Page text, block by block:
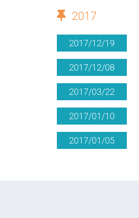
2017
2017/12/19
2017/12/08
2017/03/22
2017/01/10
2017/01/05